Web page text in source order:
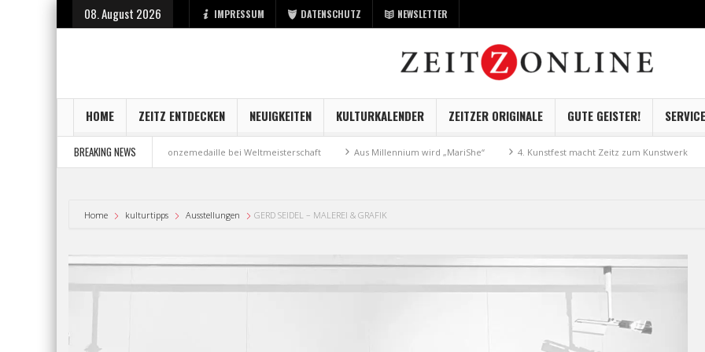
08. August 2026 IMPRESSUM DATENSCHUTZ NEWSLETTER
HOME ZEITZ ENTDECKEN NEUIGKEITEN KULTURKALENDER ZEITZER ORIGINALE GUTE GEISTER! SERVICE
BREAKING NEWS
bei der Stadt Zeitz Bronzemedaille bei Weltmeisterschaft Aus Millennium wird „MariShe“ 4. Kunstfest macht Zeitz zum Kunstwerk
Home kulturtipps Ausstellungen GERD SEIDEL – MALEREI & GRAFIK